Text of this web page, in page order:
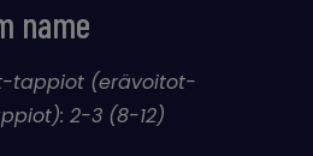
name
tappiot (erävoitot-
2-3 (8-12)